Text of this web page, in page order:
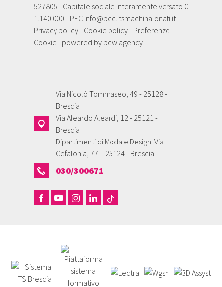
527805 - Capitale sociale interamente versato €
1.140.000 - PEC info@pec.itsmachinalonati.it
Privacy policy- Cookie policy- Preferenze
Cookie - powered by bow agency
Via Nicolò Tommaseo, 49 - 25128 -
Brescia
Via Aleardo Aleardi, 12 - 25121 -
Brescia
Dipartimenti di Moda e Design: Via
Cefalonia, 77 – 25124 - Brescia
030/300671